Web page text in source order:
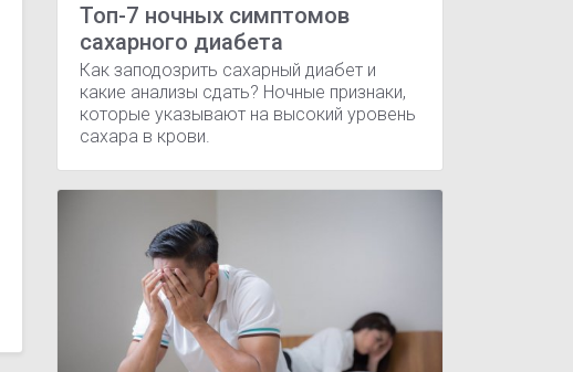
Топ-7 ночных симптомов
сахарного диабета
Как заподозрить сахарный диабет и
какие анализы сдать? Ночные признаки,
которые указывают на высокий уровень
сахара в крови.